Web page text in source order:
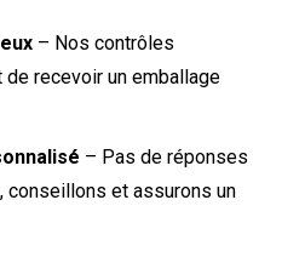
– Nos contrôles
recevoir un emballage
– Pas de réponses
conseillons et assurons un